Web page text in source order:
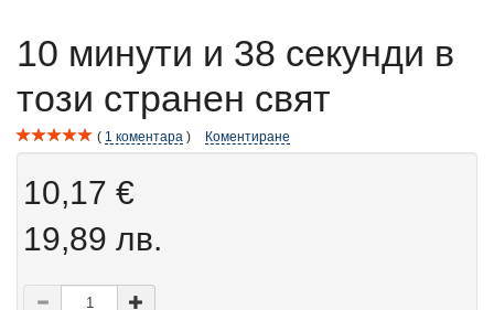
10 минути и 38 секунди в
този странен свят
1 коментара Коментиране
10,17 €
19,89 лв.